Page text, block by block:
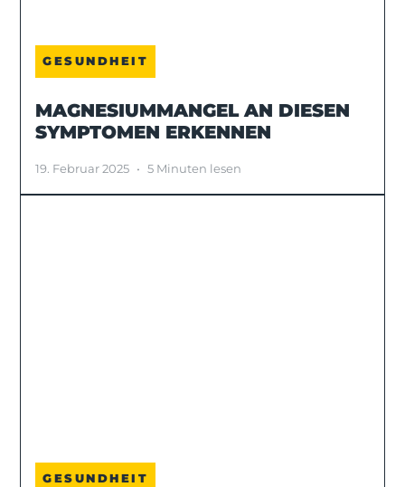
GESUNDHEIT
MAGNESIUMMANGEL AN DIESEN
SYMPTOMEN ERKENNEN
19. Februar 2025 • 5 Minuten lesen
GESUNDHEIT